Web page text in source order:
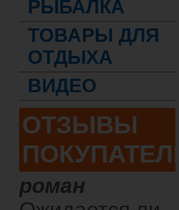
РЫБАЛКА
ТОВАРЫ ДЛЯ
ОТДЫХА
ВИДЕО
ОТЗЫВЫ
роман